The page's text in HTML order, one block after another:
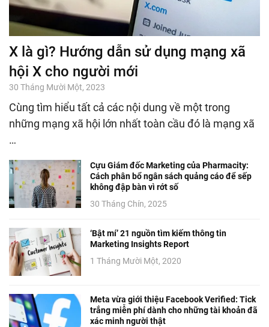
X là gì? Hướng dẫn sử dụng mạng xã
hội X cho người mới
30 Tháng Mười Một, 2023
Cùng tìm hiểu tất cả các nội dung về một trong
những mạng xã hội lớn nhất toàn cầu đó là mạng xã
…
Cựu Giám đốc Marketing của Pharmacity:
Cách phân bổ ngân sách quảng cáo để sếp
không đập bàn vì rớt số
30 Tháng Chín, 2025
‘Bật mí’ 21 nguồn tìm kiếm thông tin
Marketing Insights Report
1 Tháng Mười Một, 2020
Meta vừa giới thiệu Facebook Verified: Tick
trắng miễn phí dành cho những tài khoản đã
xác minh người thật